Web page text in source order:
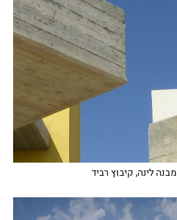
מבנה לינה, קיבוץ רביד